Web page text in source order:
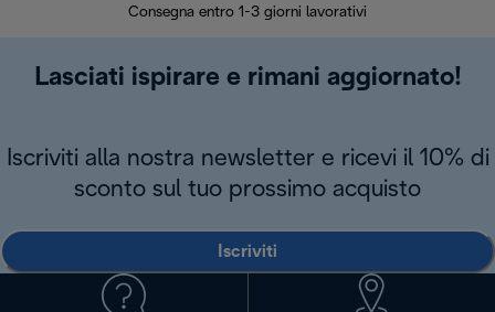
Consegna entro 1-3 giorni lavorativi
Lasciati ispirare e rimani aggiornato!
Iscriviti alla nostra newsletter e ricevi il 10% di
sconto sul tuo prossimo acquisto
Iscriviti